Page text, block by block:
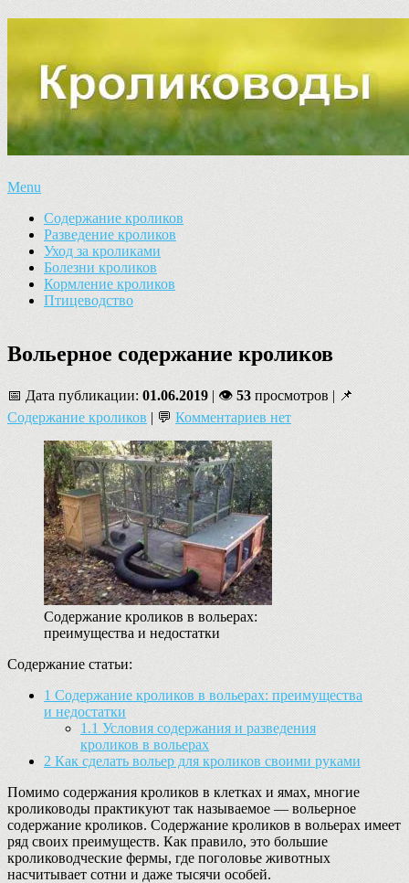
Menu
Содержание кроликов
Разведение кроликов
Уход за кроликами
Болезни кроликов
Кормление кроликов
Птицеводство
Вольерное содержание кроликов
📅 Дата публикации: 01.06.2019 | 👁 53 просмотров | 📌
Содержание кроликов | 💬 Комментариев нет
Содержание кроликов в вольерах:
преимущества и недостатки
Содержание статьи:
1 Содержание кроликов в вольерах: преимущества
и недостатки
1.1 Условия содержания и разведения
кроликов в вольерах
2 Как сделать вольер для кроликов своими руками
Помимо содержания кроликов в клетках и ямах, многие
кролиководы практикуют так называемое — вольерное
содержание кроликов. Содержание кроликов в вольерах имеет
ряд своих преимуществ. Как правило, это большие
кролиководческие фермы, где поголовье животных
насчитывает сотни и даже тысячи особей.